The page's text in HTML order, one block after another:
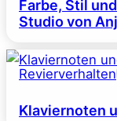
Farbe, Stil
Studio von
Revierverhalten
Klaviernoten